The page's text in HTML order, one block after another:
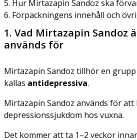
5. Hur Mirtazapin Sandoz ska
6. Förpackningens innehåll och
1. Vad Mirtazapin Sandoz
används för
Mirtazapin Sandoz tillhör en grupp
kallas antidepressiva.
Mirtazapin Sandoz används för att
depressionssjukdom hos vuxna.
Det kommer att ta 1–2 veckor